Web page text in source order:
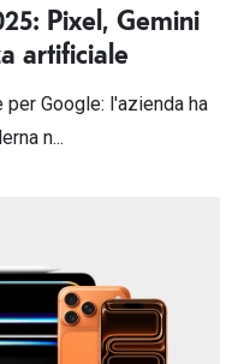
Pixel, Gemini
artificiale
Google: l'azienda ha
n...